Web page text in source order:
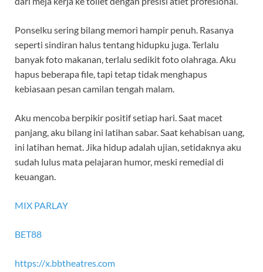
Ponselku sering bilang memori hampir penuh. Rasanya
seperti sindiran halus tentang hidupku juga. Terlalu
banyak foto makanan, terlalu sedikit foto olahraga. Aku
hapus beberapa file, tapi tetap tidak menghapus
kebiasaan pesan camilan tengah malam.
Aku mencoba berpikir positif setiap hari. Saat macet
panjang, aku bilang ini latihan sabar. Saat kehabisan uang,
ini latihan hemat. Jika hidup adalah ujian, setidaknya aku
sudah lulus mata pelajaran humor, meski remedial di
keuangan.
MIX PARLAY
BET88
https://x.bbtheatres.com